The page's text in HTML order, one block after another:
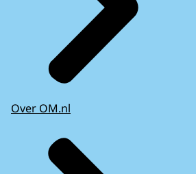
Over OM.nl